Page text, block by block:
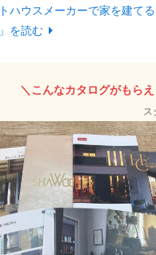
ハウスメーカーで家を建て
を読む
＼こんなカタログがもら